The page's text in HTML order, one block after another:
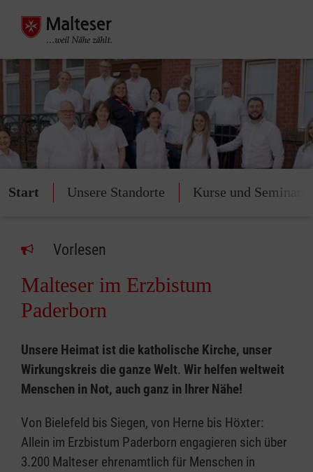
Start Unsere Standorte Kurse und Seminare
Vorlesen
Malteser im Erzbistum
Paderborn
Unsere Heimat ist die katholische Kirche, unser
Wirkungskreis die ganze Welt. Wir helfen weltweit
Menschen in Not, auch ganz in Ihrer Nähe!
Von Bielefeld bis Siegen, von Herne bis Höxter:
Allein im Erzbistum Paderborn engagieren sich über
3.200 Malteser ehrenamtlich für Menschen in